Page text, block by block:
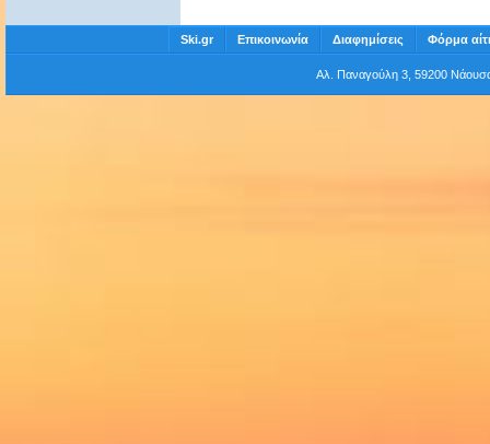
Ski.gr Επικοινωνία Διαφημίσεις Φόρμα
Αλ. Παναγούλη 3, 59200